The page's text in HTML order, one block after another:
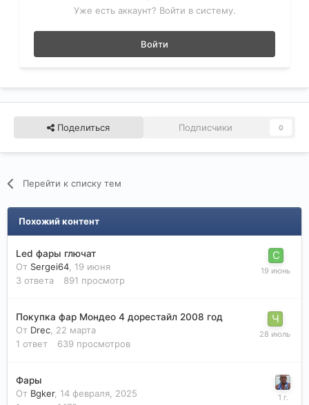
Уже есть аккаунт? Войти в систему.
Войти
Поделиться Подписчики 0
Перейти к списку тем
Похожий контент
Led фары глючат
От Sergei64 19 июня
3 ответа 891 просмотр
Покупка фар Мондео 4 дорестайл 2008 год
От Drec 22 марта
1 ответ 639 просмотров
Фары
От Bgker, 14 февраля, 2025